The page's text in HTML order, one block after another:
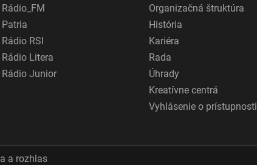
Rádio_FM
Patria
Rádio RSI
Rádio Litera
Rádio Junior
Organizačná štruktúra
História
Kariéra
Rada
Úhrady
Kreatívne centrá
Vyhlásenie o prístupnosti
a rozhlas